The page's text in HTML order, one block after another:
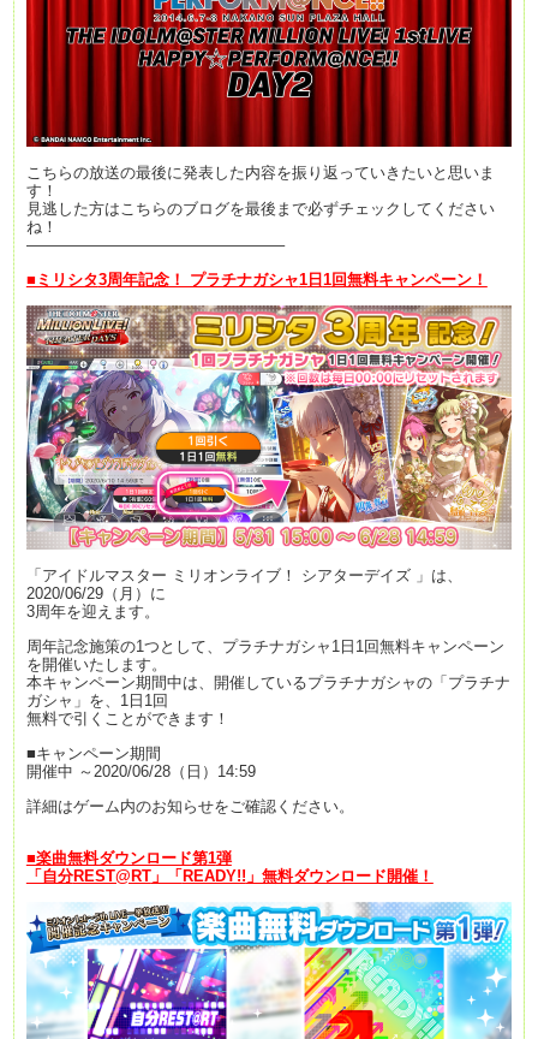
こちらの放送の最後に発表した内容を振り返っていきたいと思いま
す！
見逃した方はこちらのブログを最後まで必ずチェックしてください
ね！
————————————————–
■ミリシタ3周年記念！ プラチナガシャ1日 1回無料キャンペーン！
「アイドルマスター ミリオンライブ！ シアターデイズ 」は、
2020/06/29（月）に
3周年を迎えます。
周年記念施策の1つとして、プラチナガシャ1日1回無料キャンペーン
を開催いたします。
本キャンペーン期間中は、開催しているプラチナガシャの「プラチナ
ガシャ」を、1日1回
無料で引くことができます！
■キャンペーン期間
開催中 ～2020/06/28（日）14:59
詳細はゲーム内のお知らせをご確認ください。
■楽曲無料ダウンロード第1弾
「自分REST@RT」「READY!! 」無料ダウンロード開催！